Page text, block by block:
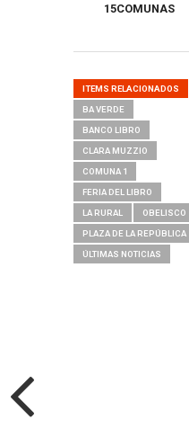
15COMUNAS
ITEMS RELACIONADOS
BA VERDE
BANCO LIBRO
CLARA MUZZIO
COMUNA 1
FERIA DEL LIBRO
LA RURAL OBELISCO
PLAZA DE LA REPÚBLICA
ÚLTIMAS NOTICIAS